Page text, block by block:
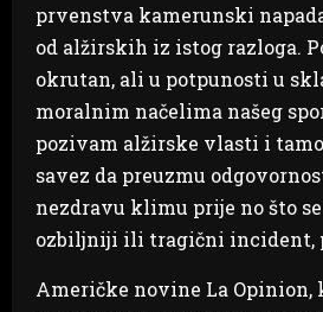
prvenstva kamerunski
od alžirskih iz istog razloga.
okrutan, ali u potpunosti u
moralnim načelima našeg
pozivam alžirske vlasti i
savez da preuzmu
nezdravu klimu prije no što
ozbiljniji ili tragični incident,
Američke novine La Opinion,